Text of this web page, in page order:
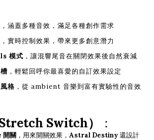
，涵蓋多種音效，滿足各種創作需求
，實時控制效果，帶來更多創意潛力
模式 ，讓混響尾音在關閉效果後自然衰減
，輕鬆回呼你最喜愛的自訂效果設定
格 ，從 ambient 音樂到富有實驗性的音效
Switch） ：
關 ，用來開關效果， Astral Destiny還設計